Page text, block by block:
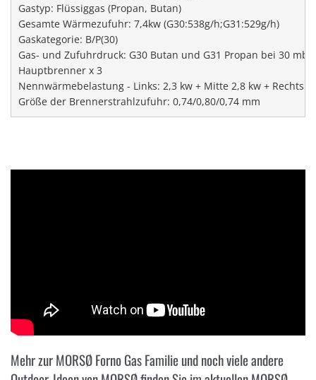
Gastyp: Flüssiggas (Propan, Butan)
Gesamte Wärmezufuhr: 7,4kw (G30:538g/h;G31:529g/h)
Gaskategorie: B/P(30)
Gas- und Zufuhrdruck: G30 Butan und G31 Propan bei 30
Hauptbrenner x 3
Nennwärmebelastung - Links: 2,3 kw + Mitte 2,8 kw + Rechts:
Größe der Brennerstrahlzufuhr: 0,74/0,80/0,74 mm
Mehr zur MORSØ Forno Gas Familie und noch viele andere